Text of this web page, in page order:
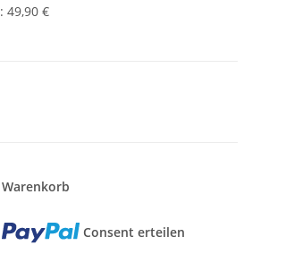
: 49,90 €
Warenkorb
Consent erteilen